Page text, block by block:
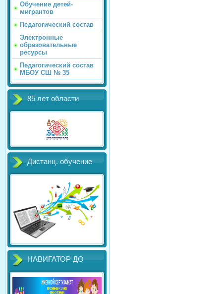
Обучение детей-
мигрантов
Педагогический состав
Электронные
образовательные
ресурсы
Педагогический состав
МБОУ СШ № 35
85 лет области
Дистанц. обучение
НАВИГАТОР ДО